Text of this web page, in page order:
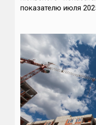
показателю июля